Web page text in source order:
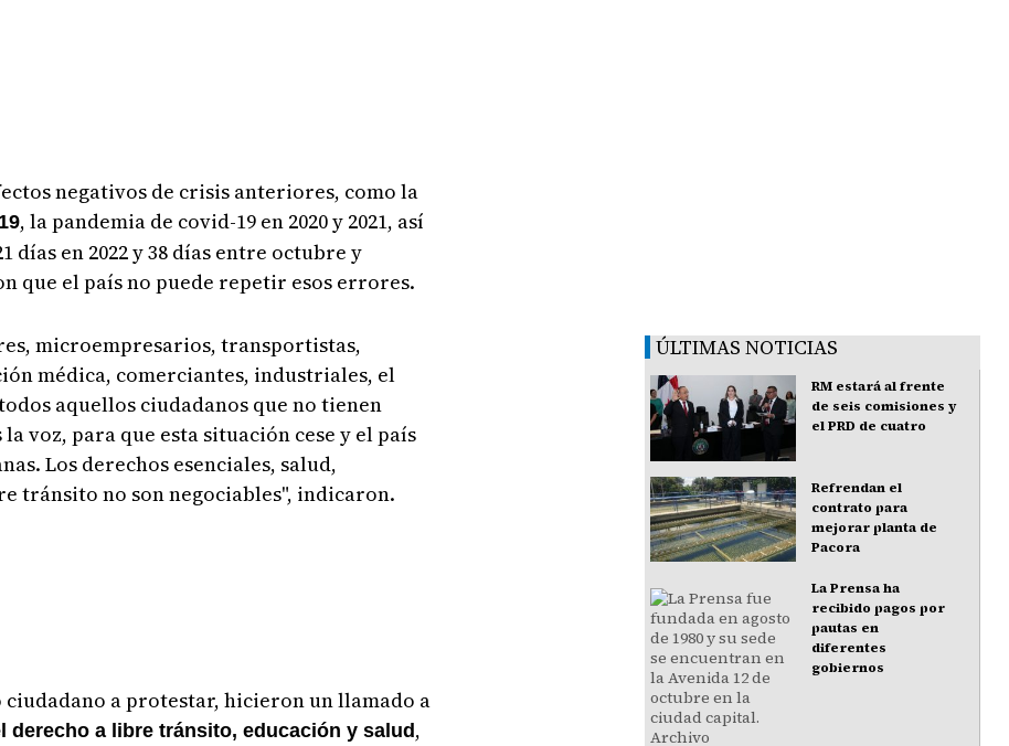
negativos de crisis anteriores, como la
, la pandemia de covid-19 en 2020 y 2021, así
días en 2022 y 38 días entre octubre y
que el país no puede repetir esos errores.
microempresarios, transportistas,
médica, comerciantes, industriales, el
aquellos ciudadanos que no tienen
voz, para que esta situación cese y el país
Los derechos esenciales, salud,
tránsito no son negociables", indicaron.
a protestar, hicieron un llamado a
derecho a libre tránsito, educación y salud ,
ÚLTIMAS NOTICIAS
RM estará al frente
de seis comisiones y
el PRD de cuatro
Refrendan el
contrato para
mejorar planta de
Pacora
La Prensa ha
recibido pagos por
pautas en
diferentes
gobiernos